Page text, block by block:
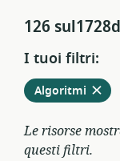
126
I tuoi filtri:
Rimuovere
Algoritmi dai
filtri
attivi
Le risorse
questi filtri.